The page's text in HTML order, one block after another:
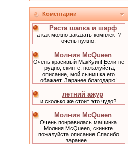
Коментарии
Раста шапка и шарф
а как можно заказать комплект?
очень нужно.
Молния McQueen
Очень красивый МакКуин! Если не
трудно, скинте, пожалуйста,
описание, мой сынишка его
обажает. Заранее благодарю!
летний ажур
и сколько же стоит это чудо?
Молния McQueen
Очень понравилась машинка
Молния McQueen, скиньте
пожалуйста описание.Спасибо
заранее...